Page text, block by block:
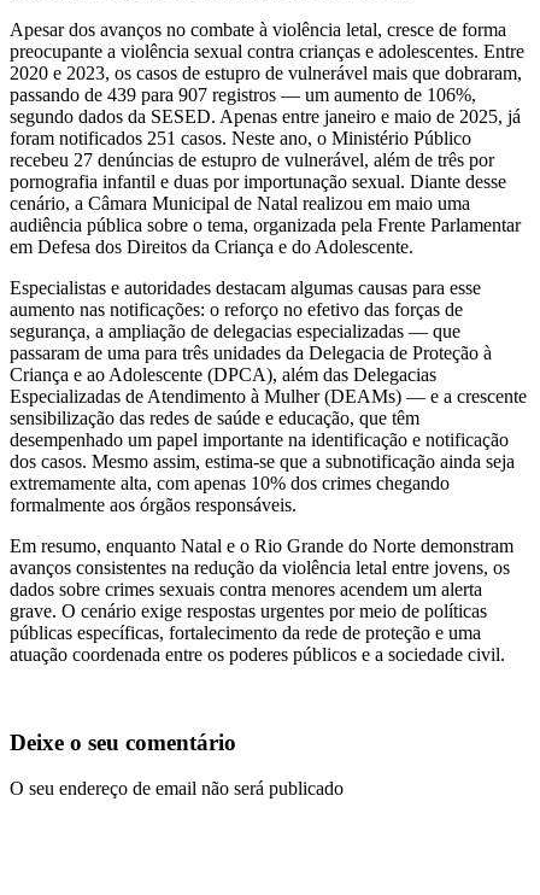
Apesar dos avanços no combate à violência letal, cresce de forma
preocupante a violência sexual contra crianças e adolescentes. Entre
2020 e 2023, os casos de estupro de vulnerável mais que dobraram,
passando de 439 para 907 registros — um aumento de 106%,
segundo dados da SESED. Apenas entre janeiro e maio de 2025, já
foram notificados 251 casos. Neste ano, o Ministério Público
recebeu 27 denúncias de estupro de vulnerável, além de três por
pornografia infantil e duas por importunação sexual. Diante desse
cenário, a Câmara Municipal de Natal realizou em maio uma
audiência pública sobre o tema, organizada pela Frente Parlamentar
em Defesa dos Direitos da Criança e do Adolescente.
Especialistas e autoridades destacam algumas causas para esse
aumento nas notificações: o reforço no efetivo das forças de
segurança, a ampliação de delegacias especializadas — que
passaram de uma para três unidades da Delegacia de Proteção à
Criança e ao Adolescente (DPCA), além das Delegacias
Especializadas de Atendimento à Mulher (DEAMs) — e a crescente
sensibilização das redes de saúde e educação, que têm
desempenhado um papel importante na identificação e notificação
dos casos. Mesmo assim, estima-se que a subnotificação ainda seja
extremamente alta, com apenas 10% dos crimes chegando
formalmente aos órgãos responsáveis.
Em resumo, enquanto Natal e o Rio Grande do Norte demonstram
avanços consistentes na redução da violência letal entre jovens, os
dados sobre crimes sexuais contra menores acendem um alerta
grave. O cenário exige respostas urgentes por meio de políticas
públicas específicas, fortalecimento da rede de proteção e uma
atuação coordenada entre os poderes públicos e a sociedade civil.
Deixe o seu comentário
O seu endereço de email não será publicado